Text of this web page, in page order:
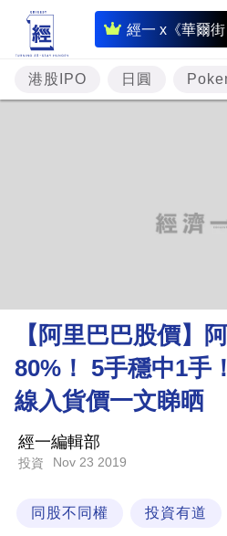
經一 x《華爾街
即
時
財
經
理
財
商
業
技
港股IPO 日圓
【阿里巴巴股價】
80%！ 5手穩中1手
線入貨價一文睇晒
經一編輯部
投資 Nov 23 2019
同股不同權 投資有道